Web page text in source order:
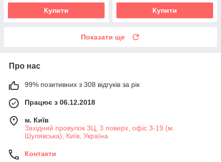
Купити Купити
Показати ще
Про нас
99% позитивних з 308 відгуків за рік
Працює з 06.12.2018
м. Київ
Західний провулок 3Ц, 3 поверх, офіс 3-19 (м.
Шулявська), Київ, Україна
Контакти